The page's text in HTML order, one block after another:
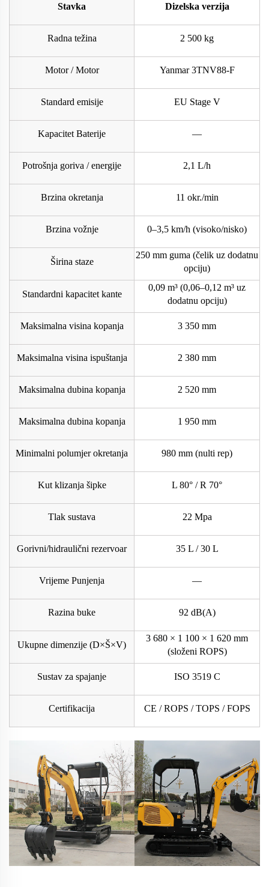
Stavka Dizelska verzija
Radna težina 2 500 kg
Motor / Motor Yanmar 3TNV88-F
Standard emisije EU Stage V
Kapacitet Baterije —
Potrošnja goriva / energije 2,1 L/h
Brzina okretanja 11 okr./min
Brzina vožnje 0–3,5 km/h (visoko/nisko)
Širina staze
250 mm guma (čelik uz dodatnu
opciju)
Standardni kapacitet kante
0,09 m³ (0,06–0,12 m³ uz
dodatnu opciju)
Maksimalna visina kopanja 3 350 mm
Maksimalna visina ispuštanja 2 380 mm
Maksimalna dubina kopanja 2 520 mm
Maksimalna dubina kopanja 1 950 mm
Minimalni polumjer okretanja 980 mm (nulti rep)
Kut klizanja šipke L 80° / R 70°
Tlak sustava 22 Mpa
Gorivni/hidraulični rezervoar 35 L / 30 L
Vrijeme Punjenja —
Razina buke 92 dB(A)
Ukupne dimenzije (D×Š×V)
3 680 × 1 100 × 1 620 mm
(složeni ROPS)
Sustav za spajanje ISO 3519 C
Certifikacija CE / ROPS / TOPS / FOPS